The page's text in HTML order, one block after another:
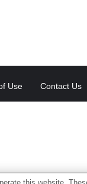
Use Contact Us